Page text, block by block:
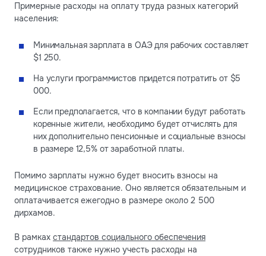
Примерные расходы на оплату труда разных категорий
населения:
Минимальная зарплата в ОАЭ для рабочих составляет
$1 250.
На услуги программистов придется потратить от $5
000.
Если предполагается, что в компании будут работать
коренные жители, необходимо будет отчислять для
них дополнительно пенсионные и социальные взносы
в размере 12,5% от заработной платы.
Помимо зарплаты нужно будет вносить взносы на
медицинское страхование. Оно является обязательным и
оплатачивается ежегодно в размере около 2 500
дирхамов.
В рамках стандартов социального обеспечения
сотрудников также нужно учесть расходы на